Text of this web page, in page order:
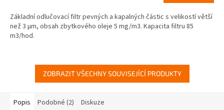
Základní odlučovací filtr pevných a kapalných částic s velikostí větší
než 3 µm, obsah zbytkového oleje 5 mg/m3. Kapacita filtru 85
m3/hod.
ZOBRAZIT VŠECHNY SOUVISEJÍCÍ PRODUKTY
Popis Podobné (2) Diskuze